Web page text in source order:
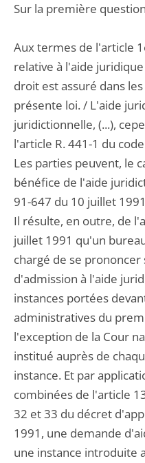
Sur la première
Aux termes de l'article
relative à l'aide
droit est assuré dans
présente loi. / L'aide
juridictionnelle, (...),
l'article R. 441-1 du
Les parties peuvent, le
bénéfice de l'aide
91-647 du 10 juillet
Il résulte, en outre, de
juillet 1991 qu'un
chargé de se
d'admission à l'aide
instances portées
administratives du
l'exception de la Cour
institué auprès de
instance. Et par
combinées de l'article
32 et 33 du décret
1991, une demande
une instance introduite